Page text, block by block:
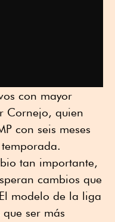
con mayor
Cornejo, quien
con seis meses
tan importante,
cambios que
modelo de la liga
ser más